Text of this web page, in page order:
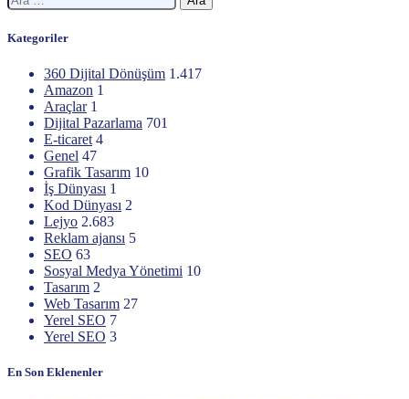
Kategoriler
360 Dijital Dönüşüm 1.417
Amazon 1
Araçlar 1
Dijital Pazarlama 701
E-ticaret 4
Genel 47
Grafik Tasarım 10
İş Dünyası 1
Kod Dünyası 2
Lejyo 2.683
Reklam ajansı 5
SEO 63
Sosyal Medya Yönetimi 10
Tasarım 2
Web Tasarım 27
Yerel SEO 7
Yerel SEO 3
En Son Eklenenler